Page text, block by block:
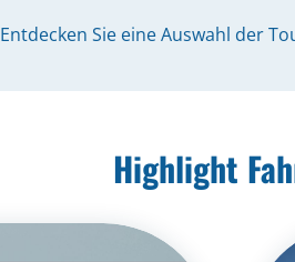
Entdecken Sie eine Auswahl der
Highlight